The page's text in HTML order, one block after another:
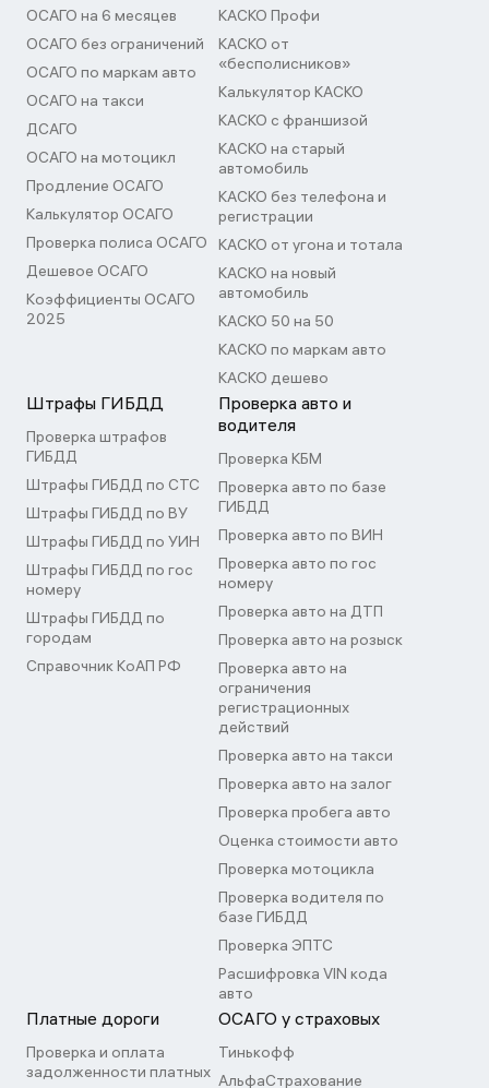
ОСАГО на 6 месяцев
ОСАГО без ограничений
ОСАГО по маркам авто
ОСАГО на такси
ДСАГО
ОСАГО на мотоцикл
Продление ОСАГО
Калькулятор ОСАГО
Проверка полиса ОСАГО
Дешевое ОСАГО
Коэффициенты ОСАГО
2025
КАСКО Профи
КАСКО от
«бесполисников»
Калькулятор КАСКО
КАСКО с франшизой
КАСКО на старый
автомобиль
КАСКО без телефона и
регистрации
КАСКО от угона и тотала
КАСКО на новый
автомобиль
КАСКО 50 на 50
КАСКО по маркам авто
КАСКО дешево
Штрафы ГИБДД
Проверка штрафов
ГИБДД
Штрафы ГИБДД по СТС
Штрафы ГИБДД по ВУ
Штрафы ГИБДД по УИН
Штрафы ГИБДД по гос
номеру
Штрафы ГИБДД по
городам
Справочник КоАП РФ
Проверка авто и
водителя
Проверка КБМ
Проверка авто по базе
ГИБДД
Проверка авто по ВИН
Проверка авто по гос
номеру
Проверка авто на ДТП
Проверка авто на розыск
Проверка авто на
ограничения
регистрационных
действий
Проверка авто на такси
Проверка авто на залог
Проверка пробега авто
Оценка стоимости авто
Проверка мотоцикла
Проверка водителя по
базе ГИБДД
Проверка ЭПТС
Расшифровка VIN кода
авто
Платные дороги
Проверка и оплата
задолженности платных
ОСАГО у страховых
Тинькофф
АльфаСтрахование